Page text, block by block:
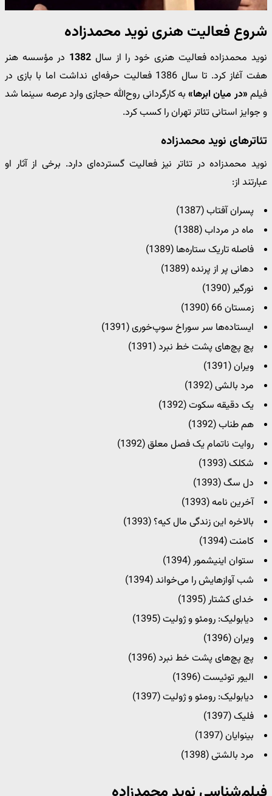
شروع فعالیت هنری نوید محمدزاده
نوید محمدزاده فعالیت هنری خود را از سال 1382 در مؤسسه هنر
هفت آغاز کرد. تا سال 1386 فعالیت حرفه‌ای نداشت اما با بازی در
فیلم «در میان ابرها»به کارگردانی روح‌الله حجازی وارد عرصه سینما شد
و جوایز استانی تئاتر تهران را کسب کرد.
تئاترهای نوید محمدزاده
نوید محمدزاده در تئاتر نیز فعالیت گسترده‌ای دارد. برخی از آثار او
عبارتند از:
پسران آفتاب (1387)
ماه در مرداب (1388)
فاصله تاریک ستاره‌ها (1389)
دهانی پر از پرنده (1389)
نورگیر (1390)
زمستان 66 (1390)
ایستاده‌ها سر سوراخ سوپ‌خوری (1391)
پچ پچ‌های پشت خط نبرد (1391)
ویران (1391)
مرد بالشی (1392)
یک دقیقه سکوت (1392)
هم طناب (1392)
روایت ناتمام یک فصل معلق (1392)
شکلک (1393)
دل سگ (1393)
آخرین نامه (1393)
بالاخره این زندگی مال کیه؟ (1393)
کامنت (1394)
ستوان اینیشمور (1394)
شب آوازهایش را می‌خواند (1394)
خدای کشتار (1395)
دیابولیک: رومئو و ژولیت (1395)
ویران (1396)
پچ پچ‌های پشت خط نبرد (1396)
الیور توئیست (1396)
دیابولیک: رومئو و ژولیت (1397)
فلیک (1397)
بینوایان (1397)
مرد بالشتی (1398)